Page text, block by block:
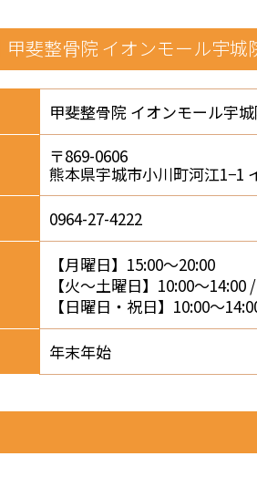
甲斐整骨院 イオンモール宇城
甲斐整骨院 イオンモール宇
〒869-0606
熊本県宇城市小川町河江1−1
0964-27-4222
【月曜日】15:00～20:00
【火～土曜日】10:00～14:00
【日曜日・祝日】10:00～
年末年始